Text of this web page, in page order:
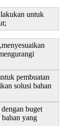
untuk
pembuatan
solusi bahan
buget
bahan yang